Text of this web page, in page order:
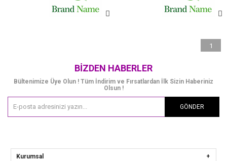
1
BIZDEN HABERLER
Bültenimize Üye Olun ! Tüm İndirim ve Fırsatlardan İlk Sizin Haberiniz
Olsun !
GÖNDER
Kurumsal